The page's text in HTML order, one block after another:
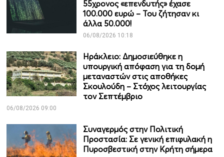
55χρονος «επενδυτής» έχασε
100.000 ευρώ – Του ζήτησαν κι
άλλα 50.000!
06/08/2026 10:18
Ηράκλειο: Δημοσιεύθηκε η
υπουργική απόφαση για τη δομή
μεταναστών στις αποθήκες
Σκουλούδη – Στόχος λειτουργίας
τον Σεπτέμβριο
06/08/2026 09:00
Συναγερμός στην Πολιτική
Προστασία: Σε γενική επιφυλακή η
Πυροσβεστική στην Κρήτη σήμερα